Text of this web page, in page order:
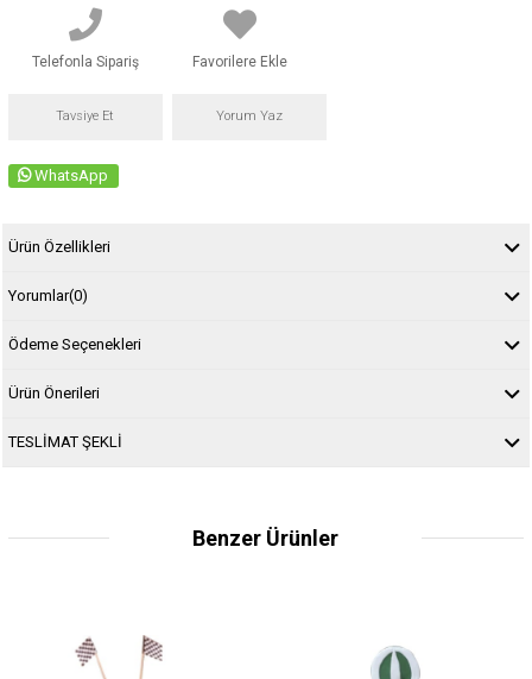
Telefonla Sipariş Favorilere Ekle
Tavsiye Et Yorum Yaz
WhatsApp
Ürün Özellikleri
Yorumlar(0)
Ödeme Seçenekleri
Ürün Önerileri
TESLİMAT ŞEKLİ
Benzer Ürünler